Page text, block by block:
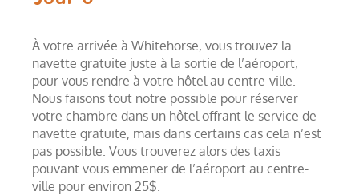
À votre arrivée à Whitehorse, vous trouvez la
navette gratuite juste à la sortie de l’aéroport,
pour vous rendre à votre hôtel au centre-ville.
Nous faisons tout notre possible pour réserver
votre chambre dans un hôtel offrant le service de
navette gratuite, mais dans certains cas cela n’est
pas possible. Vous trouverez alors des taxis
pouvant vous emmener de l’aéroport au centre-
ville pour environ 25$.